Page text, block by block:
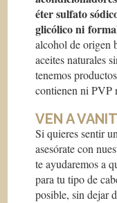
éter sulfato
glicólico ni
alcohol de origen
aceites naturales
tenemos
contienen ni PVP
VEN A
Si quieres sentir
asesórate con
te ayudaremos a
para tu tipo de
posible, sin dejar